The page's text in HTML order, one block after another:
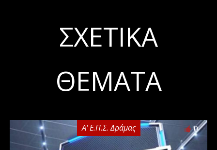
ΣΧΕΤΙΚΆ
ΘΈΜΑΤΑ
Α' Ε.Π.Σ. Δράμας 0